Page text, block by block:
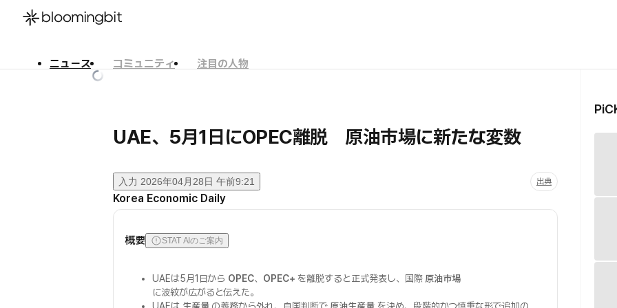
ニュース コミュニティ
注目の人物
UAE、5月1日にOPEC離脱 原油市場に新たな変数
入力 2026年04月28日 午前9:21 出典
Korea Economic Daily
概要 STAT AIのご案内
UAEは5月1日から OPEC、 OPEC+ を離脱すると正式発表し、国際 原油市場
に波紋が広がると伝えた。